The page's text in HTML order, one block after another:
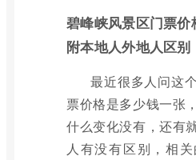
碧峰峡风景区门票价
附本地人外地人区别
最近很多人问这
票价格是多少钱一张
什么变化没有，还有
人有没有区别，相